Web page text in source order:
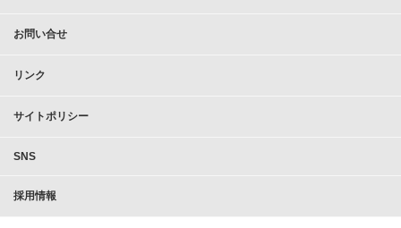
お問い合せ
リンク
サイトポリシー
SNS
採用情報